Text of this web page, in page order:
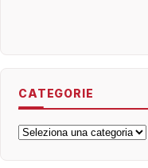
CATEGORIE
Categorie